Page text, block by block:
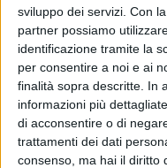
sviluppo dei servizi. Con
partner possiamo
identificazione tramite la
per consentire a noi e ai
finalità sopra descritte. In
informazioni più
di acconsentire o di
trattamenti dei dati
consenso, ma hai il diritto
RUVO - 4
Rifiuti, peso
con i ruvesi
RUVO - 3
Incidente